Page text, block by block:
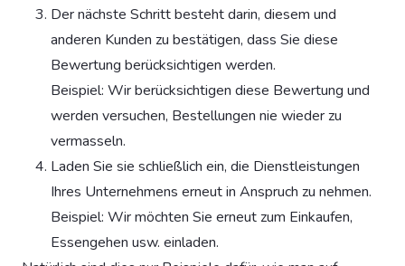
Der nächste Schritt besteht darin, diesem und
anderen Kunden zu bestätigen, dass Sie diese
Bewertung berücksichtigen werden.
Beispiel: Wir berücksichtigen diese Bewertung und
werden versuchen, Bestellungen nie wieder zu
vermasseln.
Laden Sie sie schließlich ein, die Dienstleistungen
Ihres Unternehmens erneut in Anspruch zu nehmen.
Beispiel: Wir möchten Sie erneut zum Einkaufen,
Essengehen usw. einladen.